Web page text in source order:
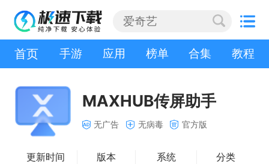
首页 手游 应用 榜单 合集 教程
MAXHUB传屏助手
无广告 无病毒 官方版
更新时间
版本
系统
分类